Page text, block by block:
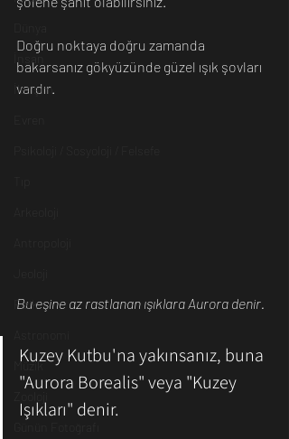
İnsan
İletişim
Fizik
Müzik
Doğru noktaya doğru zamanda
bakarsanız gökyüzünde güzel ışık şovları
vardır.
Bu eşine az rastlanan ışıklara Aurora denir.
Kuzey Kutbu'na yakınsanız, buna
"Aurora Borealis" veya "Kuzey
Işıkları" denir.